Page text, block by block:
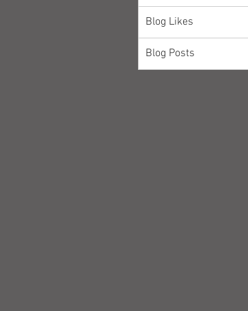
Blog Likes
Blog Posts